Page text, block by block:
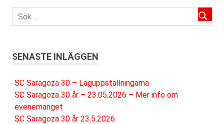
SENASTE INLÄGGEN
SC Saragoza 30 – Laguppställningarna
SC Saragoza 30 år – 23.05.2026 – Mer info om
evenemanget
SC Saragoza 30 år 23.5.2026